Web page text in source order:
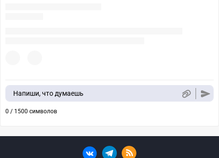
Напиши, что думаешь
0 / 1500 символов